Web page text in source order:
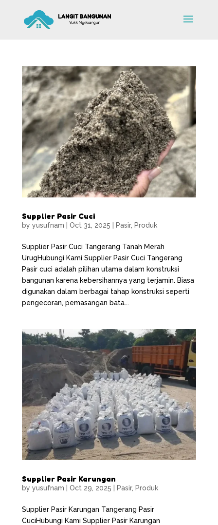
Supplier Pasir Cuci
by yusufnam Oct 31, 2025 Pasir, Produk
Supplier Pasir Cuci Tangerang Tanah Merah
UrugHubungi Kami Supplier Pasir Cuci Tangerang
Pasir cuci adalah pilihan utama dalam konstruksi
bangunan karena kebersihannya yang terjamin. Biasa
digunakan dalam berbagai tahap konstruksi seperti
pengecoran, pemasangan bata...
Supplier Pasir Karungan
by yusufnam | Oct 29, 2025 | Pasir, Produk
Supplier Pasir Karungan Tangerang Pasir
CuciHubungi Kami Supplier Pasir Karungan